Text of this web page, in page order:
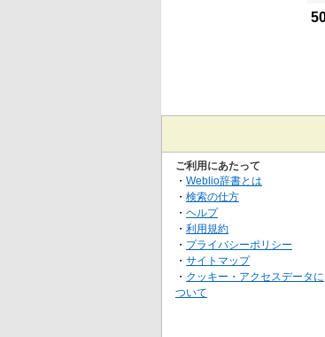
ご利用にあたって
・ Weblio辞書とは
・ 検索の仕方
・ ヘルプ
・ 利用規約
・ プライバシーポリシー
・ サイトマップ
・ クッキー・アクセスデータに
ついて